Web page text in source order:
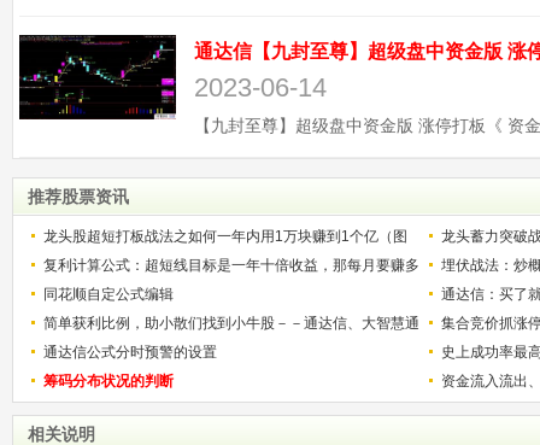
2023-06-14
推荐股票资讯
龙头股超短打板战法之如何一年内用1万块赚到1个亿（图
解）
龙头蓄力突破
的技巧（图解
复利计算公式：超短线目标是一年十倍收益，那每月要赚多
少？
埋伏战法：炒
同花顺自定公式编辑
通达信：买了
简单获利比例，助小散们找到小牛股－－通达信、大智慧通
用
集合竞价抓涨
通达信公式分时预警的设置
史上成功率最
称选股法宝！
筹码分布状况的判断 资金流入流出
相关说明